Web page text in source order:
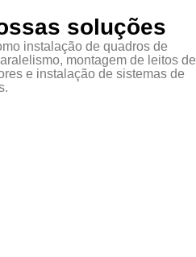
soluções
instalação de quadros de
montagem de leitos de
e instalação de sistemas de